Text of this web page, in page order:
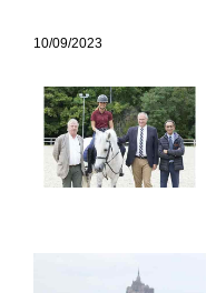
10/09/2023